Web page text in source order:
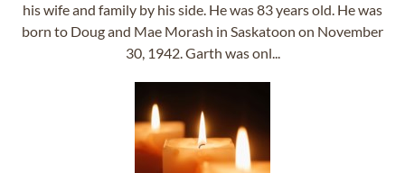
his wife and family by his side. He was 83 years old. He was
born to Doug and Mae Morash in Saskatoon on November
30, 1942. Garth was onl...